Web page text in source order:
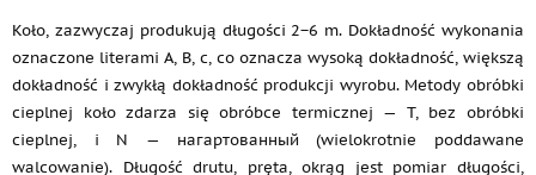
Koło, zazwyczaj produkują długości 2−6 m. Dokładność wykonania
oznaczone literami A, B, c, co oznacza wysoką dokładność, większą
dokładność i zwykłą dokładność produkcji wyrobu. Metody obróbki
cieplnej koło zdarza się obróbce termicznej — T, bez obróbki
cieplnej, i N — нагартованный (wielokrotnie poddawane
walcowanie). Długość drutu, pręta, okrąg jest pomiar długości,